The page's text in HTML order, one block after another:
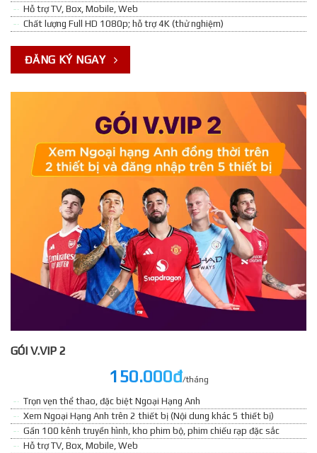
Hỗ trợ TV, Box, Mobile, Web
Chất lượng Full HD 1080p; hỗ trợ 4K (thử nghiệm)
ĐĂNG KÝ NGAY
GÓI V.VIP 2
150.000đ/tháng
Trọn vẹn thể thao, đặc biệt Ngoại Hạng Anh
Xem Ngoại Hạng Anh trên 2 thiết bị (Nội dung khác 5 thiết bị)
Gần 100 kênh truyền hình, kho phim bộ, phim chiếu rạp đặc sắc
Hỗ trợ TV, Box, Mobile, Web